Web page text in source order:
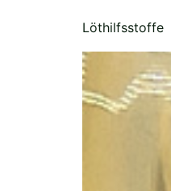
Löthilfsstoffe